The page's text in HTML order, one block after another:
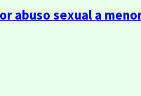
abuso sexual a